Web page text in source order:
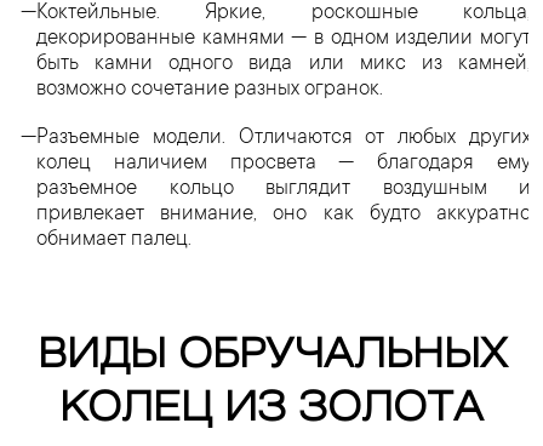
Коктейльные. Яркие, роскошные кольца,
декорированные камнями — в одном изделии могут
быть камни одного вида или микс из камней,
возможно сочетание разных огранок.
Разъемные модели. Отличаются от любых других
колец наличием просвета — благодаря ему
разъемное кольцо выглядит воздушным и
привлекает внимание, оно как будто аккуратно
обнимает палец.
ВИДЫ ОБРУЧАЛЬНЫХ
КОЛЕЦ ИЗ ЗОЛОТА